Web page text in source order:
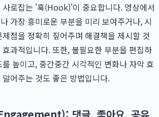
사로잡는 '훅(Hook)'이 중요합니다. 영상에서
가장 흥미로운 부분을 미리 보여주거나, 시
점을 정확히 짚어주며 해결책을 제시할 것
과적입니다. 또한, 불필요한 부분을 편집하
높이고, 중간중간 시각적인 변화나 자막 효
어주는 것도 좋은 방법입니다.